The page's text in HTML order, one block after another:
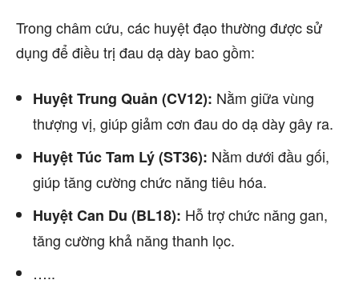
Trong châm cứu, các huyệt đạo thường được sử
dụng để điều trị đau dạ dày bao gồm:
Huyệt Trung Quản (CV12): Nằm giữa vùng
thượng vị, giúp giảm cơn đau do dạ dày gây ra.
Huyệt Túc Tam Lý (ST36): Nằm dưới đầu gối,
giúp tăng cường chức năng tiêu hóa.
Huyệt Can Du (BL18): Hỗ trợ chức năng gan,
tăng cường khả năng thanh lọc.
…..